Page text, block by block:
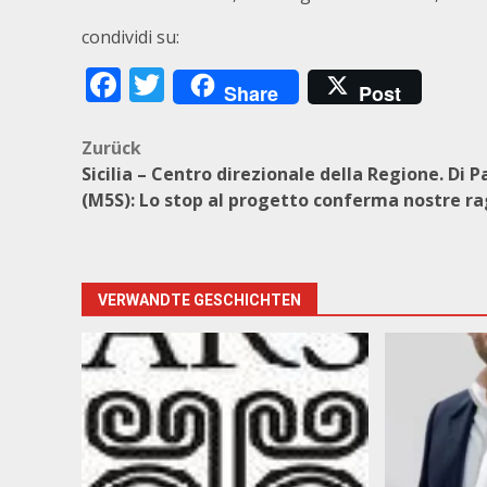
condividi su:
Facebook
Twitter
Share Post
Beitragsnavigation
Zurück
Sicilia – Centro direzionale della Regione. Di
(M5S): Lo stop al progetto conferma nostre
VERWANDTE GESCHICHTEN